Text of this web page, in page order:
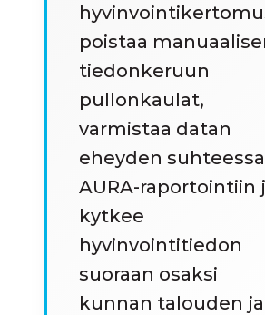
poistaa
tiedonkeruun
pullonkaulat,
varmistaa datan
eheyden suhteessa
AURA-raportointiin
kytkee
hyvinvointitiedon
suoraan osaksi
kunnan talouden ja